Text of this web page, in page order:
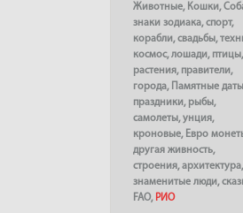
Животные, Кошки,
знаки зодиака,спорт,
корабли,свадьбы,
космос,лошади, птицы,
растения, правители,
города, Памятные даты
праздники, рыбы,
самолеты,унция,
кроновые, Евро
другая живность,
строения,архитектура,
знаменитые люди,
FAO, РИО